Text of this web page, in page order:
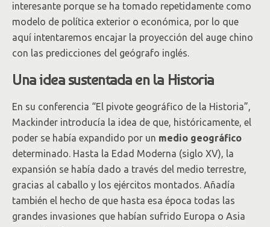
interesante porque se ha tomado repetidamente como
modelo de política exterior o económica, por lo que
aquí intentaremos encajar la proyección del auge chino
con las predicciones del geógrafo inglés.
Una idea sustentada en la Historia
En su conferencia “El pivote geográfico de la Historia”,
Mackinder introducía la idea de que, históricamente, el
poder se había expandido por un medio geográfico
determinado. Hasta la Edad Moderna (siglo XV), la
expansión se había dado a través del medio terrestre,
gracias al caballo y los ejércitos montados. Añadía
también el hecho de que hasta esa época todas las
grandes invasiones que habían sufrido Europa o Asia